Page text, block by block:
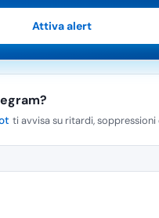
Attiva alert
ti avvisa su ritardi, soppressioni